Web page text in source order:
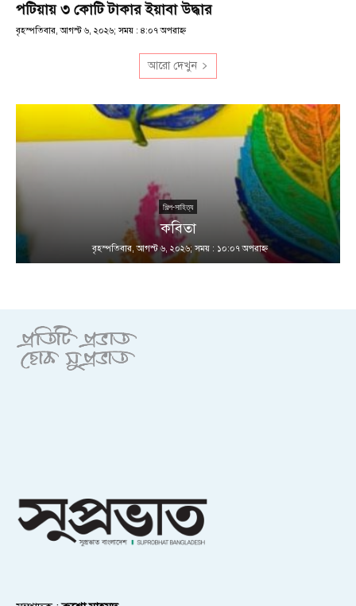
পটিয়ায় ৩ কোটি টাকার ইয়াবা উদ্ধার
বৃহস্পতিবার, আগস্ট ৬, ২০২৬; সময় : ৪:০৭ অপরাহ্ণ
আরো দেখুন
শিল্প-সাহিত্য
কবিতা
বৃহস্পতিবার, আগস্ট ৬, ২০২৬; সময় : ১০:০৭ অপরাহ্ণ